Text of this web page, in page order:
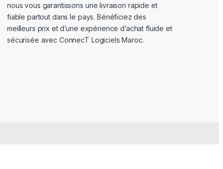
nous vous garantissons une livraison rapide et
fiable partout dans le pays. Bénéficiez des
meilleurs prix et d’une expérience d’achat fluide et
sécurisée avec ConnecT Logiciels Maroc.